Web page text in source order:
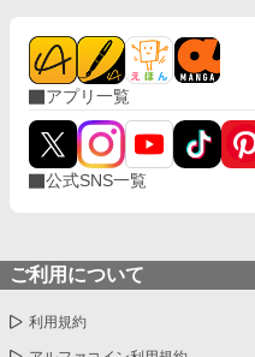
アプリ一覧
公式SNS一覧
ご利用について
利用規約